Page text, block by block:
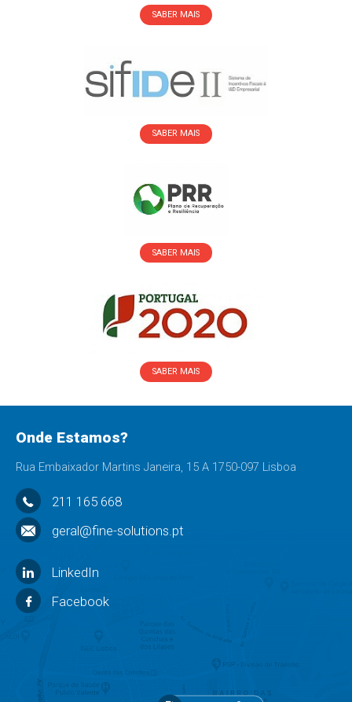
SABER MAIS
SABER MAIS
SABER MAIS
SABER MAIS
Onde Estamos?
Rua Embaixador Martins Janeira, 15 A 1750-097 Lisboa
211 165 668
geral@fine-solutions.pt
LinkedIn
Facebook